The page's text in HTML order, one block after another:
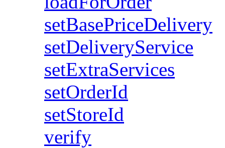
setBasePriceDelivery
setDeliveryService
setExtraServices
setOrderId
setStoreId
verify